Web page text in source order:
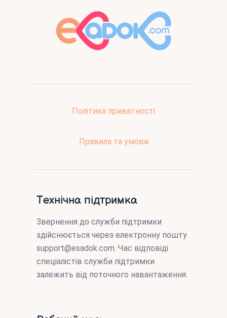
Політика приватності
Правила та умови
Технічна підтримка
Звернення до служби підтримки
здійснюється через електронну пошту
support@esadok.com . Час відповіді
спеціалістів служби підтримки
залежить від поточного навантаження.